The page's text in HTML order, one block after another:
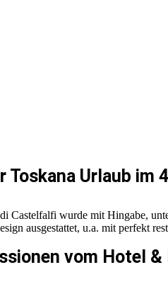
Toskana Urlaub im
Castelfalfi wurde mit Hingabe,
ausgestattet, u.a. mit perfekt
vom Hotel